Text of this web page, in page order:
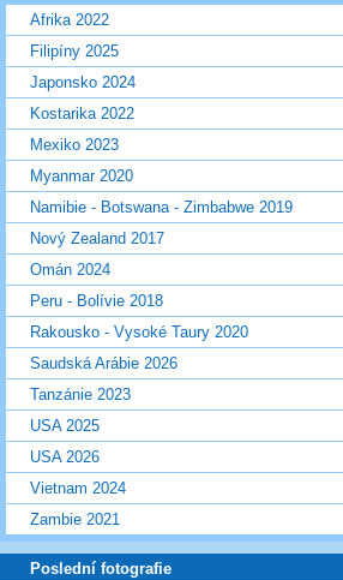
Afrika 2022
Filipíny 2025
Japonsko 2024
Kostarika 2022
Mexiko 2023
Myanmar 2020
Namibie - Botswana - Zimbabwe 2019
Nový Zealand 2017
Omán 2024
Peru - Bolívie 2018
Rakousko - Vysoké Taury 2020
Saudská Arábie 2026
Tanzánie 2023
USA 2025
USA 2026
Vietnam 2024
Zambie 2021
Poslední fotografie